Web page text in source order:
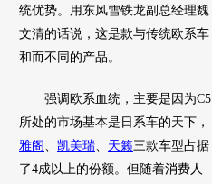
统优势。用 东风雪铁龙副总经理魏
文清的话说，这是款与传统欧系车
和而不同的产品。
强调欧系血统，主要是因为C5
所处的市场基本是日系车的天下，
雅阁
凯美瑞 天籁三款车型占据
了4成以上的份额。但随着消费人